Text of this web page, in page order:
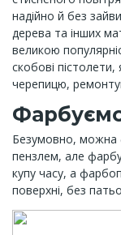
надійно й без
дерева та інших
великою
скобові
черепицю,
Безумовно, можна
пензлем, але
купу часу, а
поверхні, без